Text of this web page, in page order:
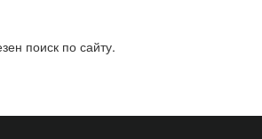
поиск по сайту.